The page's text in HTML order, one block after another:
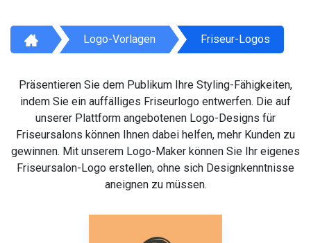
Logo-Vorlagen Friseur-Logos
Präsentieren Sie dem Publikum Ihre Styling-Fähigkeiten,
indem Sie ein auffälliges Friseurlogo entwerfen. Die auf
unserer Plattform angebotenen Logo-Designs für
Friseursalons können Ihnen dabei helfen, mehr Kunden zu
gewinnen. Mit unserem Logo-Maker können Sie Ihr eigenes
Friseursalon-Logo erstellen, ohne sich Designkenntnisse
aneignen zu müssen.